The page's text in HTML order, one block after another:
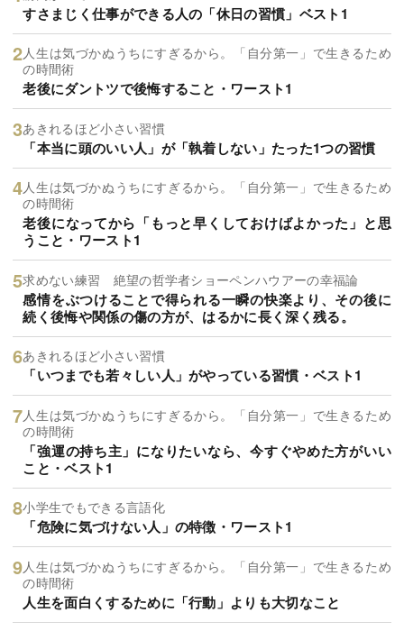
すさまじく仕事ができる人の「休日の習慣」ベスト1
人生は気づかぬうちにすぎるから。「自分第一」で生きるため
の時間術
老後にダントツで後悔すること・ワースト1
あきれるほど小さい習慣
「本当に頭のいい人」が「執着しない」たった1つの習慣
人生は気づかぬうちにすぎるから。「自分第一」で生きるため
の時間術
老後になってから「もっと早くしておけばよかった」と思
うこと・ワースト1
求めない練習 絶望の哲学者ショーペンハウアーの幸福論
感情をぶつけることで得られる一瞬の快楽より、その後に
続く後悔や関係の傷の方が、はるかに長く深く残る。
あきれるほど小さい習慣
「いつまでも若々しい人」がやっている習慣・ベスト1
人生は気づかぬうちにすぎるから。「自分第一」で生きるため
の時間術
「強運の持ち主」になりたいなら、今すぐやめた方がいい
こと・ベスト1
小学生でもできる言語化
「危険に気づけない人」の特徴・ワースト1
人生は気づかぬうちにすぎるから。「自分第一」で生きるため
の時間術
人生を面白くするために「行動」よりも大切なこと